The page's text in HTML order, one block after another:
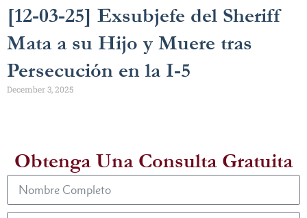
[12-03-25] Exsubjefe del Sheriff
Mata a su Hijo y Muere tras
Persecución en la I-5
December 3, 2025
Obtenga Una Consulta Gratuita